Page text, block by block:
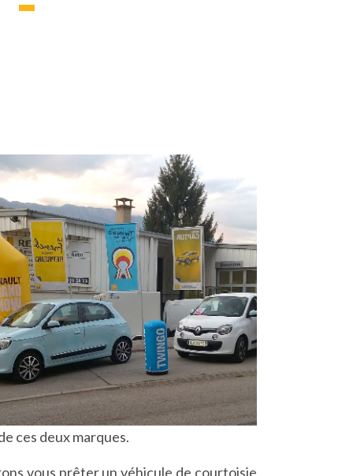
ces deux marques.
vous prêter un véhicule de courtoisie